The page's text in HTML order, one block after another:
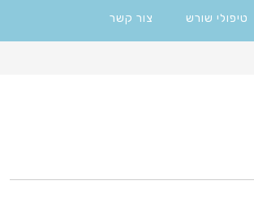
טיפולי שורש צור קשר